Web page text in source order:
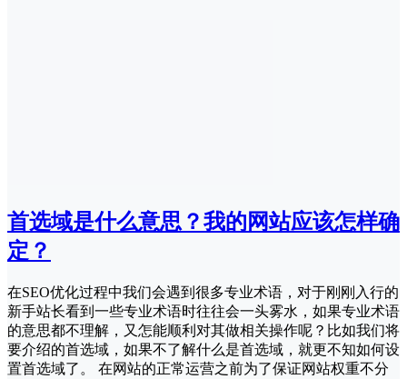
首选域是什么意思？我的网站应该怎样确
定？
在SEO优化过程中我们会遇到很多专业术语，对于刚刚入行的
新手站长看到一些专业术语时往往会一头雾水，如果专业术语
的意思都不理解，又怎能顺利对其做相关操作呢？比如我们将
要介绍的首选域，如果不了解什么是首选域，就更不知如何设
置首选域了。 在网站的正常运营之前为了保证网站权重不分